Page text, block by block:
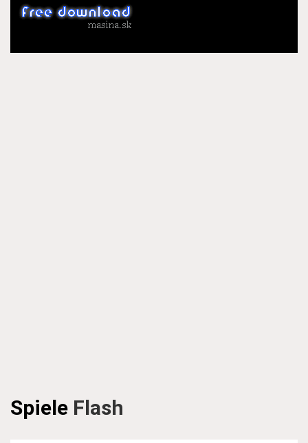
Spiele Flash